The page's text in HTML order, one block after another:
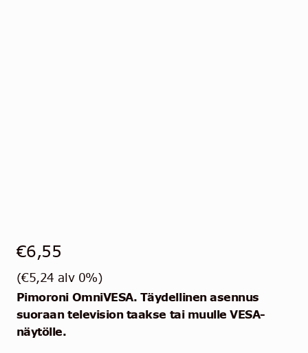
€6,55
(€5,24 alv 0%)
Pimoroni OmniVESA. Täydellinen asennus
suoraan television taakse tai muulle VESA-
näytölle.